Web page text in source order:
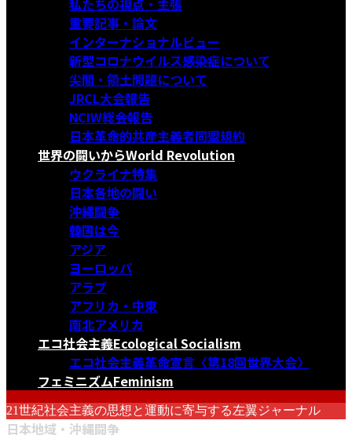
私たちの視点・主張
重要記事・論文
インターナショナルビュー
新型コロナウイルス感染症について
尖閣・領土問題について
JRCL大会報告
NCIW総会報告
日本革命的共産主義者同盟規約
世界の闘いからWorld Revolution
ウクライナ特集
日本各地の闘い
沖縄闘争
韓国は今
アジア
ヨーロッパ
アラブ
アフリカ・中東
南北アメリカ
エコ社会主義Ecological Socialism
エコ社会主義革命宣言〈第18回世界大会〉
フェミニズムFeminism
21世紀社会主義の思想と運動に寄与する左翼ジャーナル
日本地域・沖縄闘争